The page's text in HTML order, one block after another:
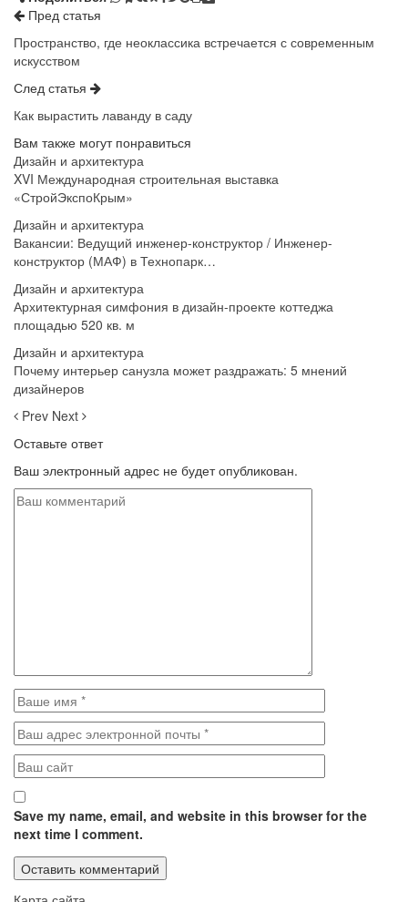
Пред статья
Пространство, где неоклассика встречается с современным
искусством
След статья
Как вырастить лаванду в саду
Вам также могут понравиться
Дизайн и архитектура
XVI Международная строительная выставка
«СтройЭкспоКрым»
Дизайн и архитектура
Вакансии: Ведущий инженер-конструктор / Инженер-
конструктор (МАФ) в Технопарк…
Дизайн и архитектура
Архитектурная симфония в дизайн-проекте коттеджа
площадью 520 кв. м
Дизайн и архитектура
Почему интерьер санузла может раздражать: 5 мнений
дизайнеров
Prev Next
Оставьте ответ
Ваш электронный адрес не будет опубликован.
Save my name, email, and website in this browser for the
next time I comment.